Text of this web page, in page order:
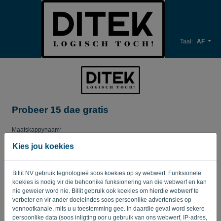
Kies jou koekies
Billit NV gebruik tegnologieë soos koekies op sy webwerf. Funksionele
koekies is nodig vir die behoorlike funksionering van die webwerf en kan
nie geweier word nie. Billit gebruik ook koekies om hierdie webwerf te
verbeter en vir ander doeleindes soos persoonlike advertensies op
vennootkanale, mits u u toestemming gee. In daardie geval word sekere
persoonlike data (soos inligting oor u gebruik van ons webwerf, IP-adres,
Taal: AF
Probeer 15 dae gratis
Maatskappynaam*
Wagwoord